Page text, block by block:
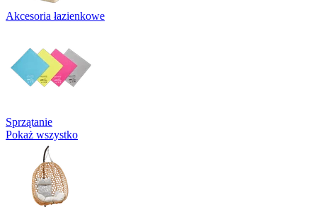
Akcesoria łazienkowe
Sprzątanie
Pokaż wszystko